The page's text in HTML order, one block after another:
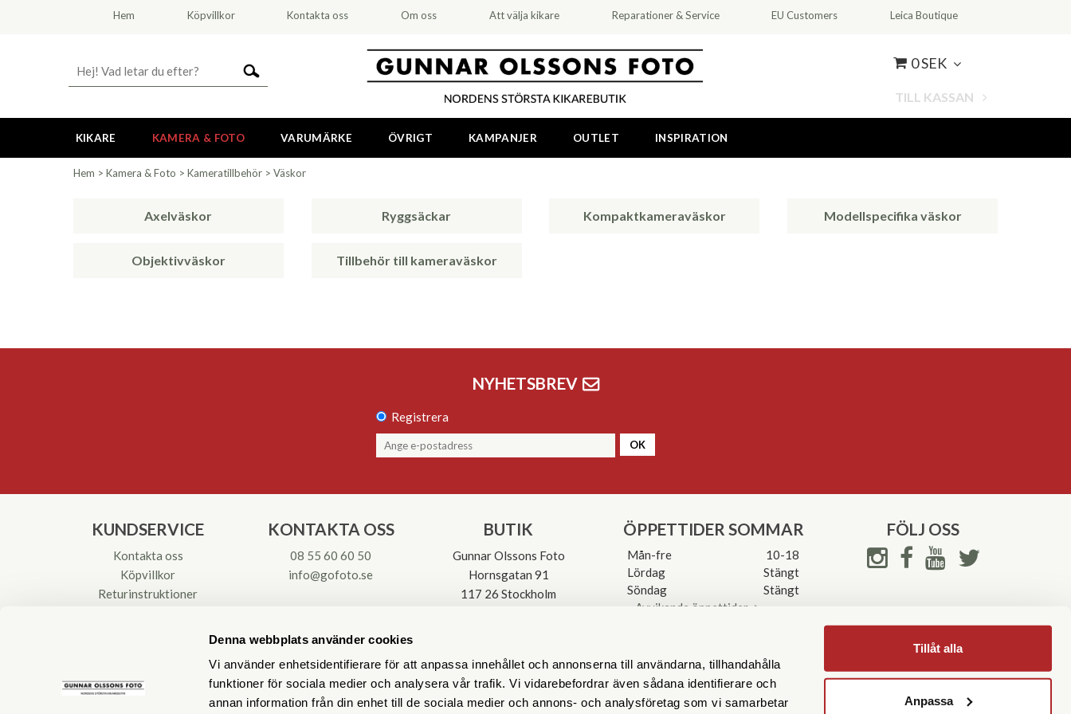
Denna webbplats använder cookies
Vi använder enhetsidentifierare för att anpassa innehållet och annonserna till användarna, tillhandahålla
funktioner för sociala medier och analysera vår trafik. Vi vidarebefordrar även sådana identifierare och
annan information från din enhet till de sociala medier och annons- och analysföretag som vi samarbetar
Tillåt alla
Anpassa
Hem Köpvillkor Kontakta oss Om oss Att välja kikare Reparationer & Service EU Customers Leica Boutique
0 SEK
TILL KASSAN
KIKARE KAMERA & FOTO VARUMÄRKE ÖVRIGT KAMPANJER OUTLET INSPIRATION
Hem > Kamera & Foto > Kameratillbehör > Väskor
Axelväskor Ryggsäckar Kompaktkameraväskor Modellspecifika väskor
Objektivväskor Tillbehör till kameraväskor
NYHETSBREV
Registrera
OK
KUNDSERVICE
Kontakta oss
Köpvillkor
Returinstruktioner
KONTAKTA OSS
08 55 60 60 50
info@gofoto.se
BUTIK
Gunnar Olssons Foto
Hornsgatan 91
117 26 Stockholm
ÖPPETTIDER SOMMAR
Mån-fre
10-18
Lördag
Stängt
Söndag
Stängt
Avvikande öppettider->
FÖLJ OSS